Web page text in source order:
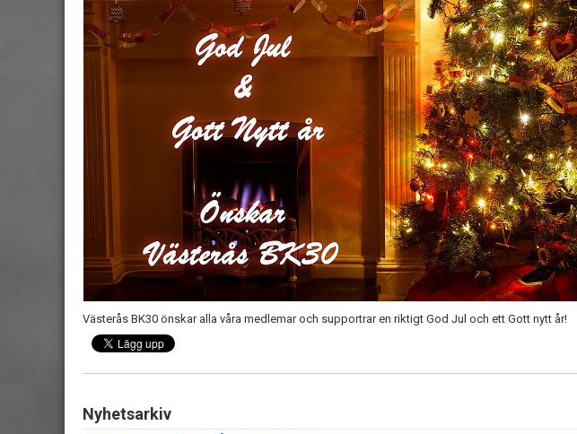
Västerås BK30 önskar alla våra medlemar och supportrar en riktigt God Jul och ett Gott nytt år!
Nyhetsarkiv